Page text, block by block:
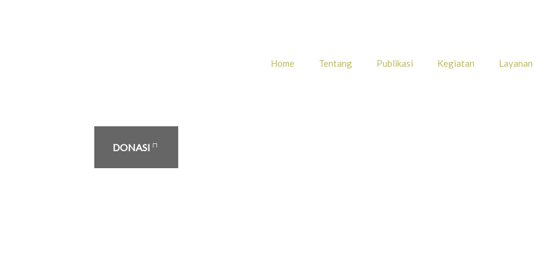
Home Tentang Publikasi Kegiatan Layanan
DONASI